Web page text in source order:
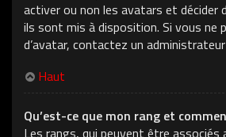
activer ou non les avatars et décider
ils sont mis à disposition. Si vous ne
d’avatar, contactez un
Haut
Qu’est-ce que mon rang et
Les rangs, qui peuvent être associés